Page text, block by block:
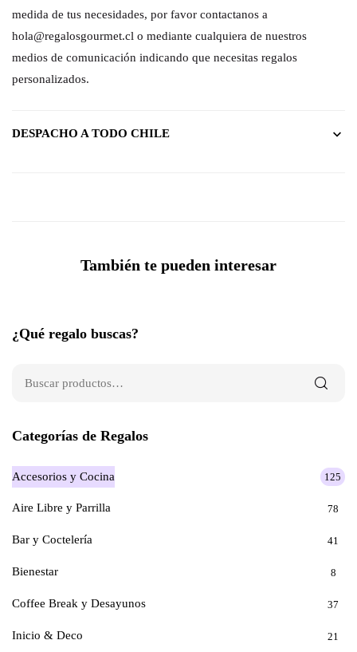
medida de tus necesidades, por favor contactanos a
hola@regalosgourmet.cl o mediante cualquiera de nuestros
medios de comunicación indicando que necesitas regalos
personalizados.
DESPACHO A TODO CHILE
También te pueden interesar
¿Qué regalo buscas?
Categorías de Regalos
Accesorios y Cocina 125
Aire Libre y Parrilla 78
Bar y Coctelería 41
Bienestar 8
Coffee Break y Desayunos 37
Inicio & Deco 21